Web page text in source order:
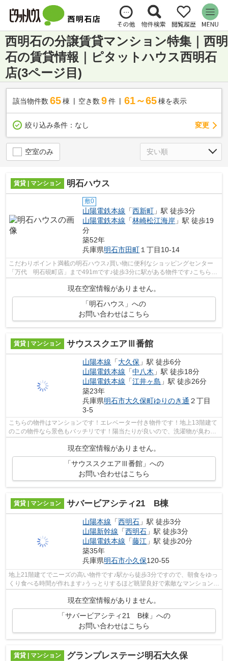
西明石の分譲賃貸マンション特集｜西明
石の賃貸情報｜ピタットハウス西明石
店(3ページ目)
該当物件数 65棟 空き数 9 件 61～65 棟を表示
絞り込み条件： なし 変更
空室のみ
賃貸 | マンション 明石ハウス
敷0
山陽電鉄本線 「西新町 」駅 徒歩3分
山陽電鉄本線 「林崎松江海岸 」駅 徒歩19
分
築52年
兵庫県明石市田町 １丁目10-14
こだわりポイント満載の明石ハウス♪買い物に便利なショッピングセンター
「万代 明石硯町店」まで491mです♪徒歩3分に駅がある物件です♪こちらは
マンションタイプになります♪ピタットハ...
現在空室情報がありません。
「明石ハウス」への
お問い合わせはこちら
賃貸 | マンション サウススクエアⅢ番館
山陽本線 「大久保 」駅 徒歩6分
山陽電鉄本線 「中八木 」駅 徒歩18分
山陽電鉄本線 「江井ヶ島 」駅 徒歩26分
築23年
兵庫県明石市大久保町ゆりのき通 ２丁目
3-5
こちらの物件はマンションです！エレベーター付き物件です！地上13階建て
のこの物件なら景色もバッチリです！陽当たりが良いので、洗濯物が臭わず
現在空室情報がありません。
「サウススクエアⅢ番館」への
お問い合わせはこちら
賃貸 | マンション サバービアシティ21 B棟
山陽本線 「西明石 」駅 徒歩3分
山陽新幹線 「西明石 」駅 徒歩3分
山陽電鉄本線 「藤江 」駅 徒歩20分
築35年
兵庫県明石市小久保120-55
地上21階建てでニーズの高い物件です♪駅から徒歩3分ですので、朝食をゆっ
くり食べる時間が作れます♪うっとりするほど眺望良好で素敵なマンションは
こちらをチェック♪陽当たりが良く、...
現在空室情報がありません。
「サバービアシティ21 B棟」への
お問い合わせはこちら
賃貸 | マンション グランプレステージ明石大久保